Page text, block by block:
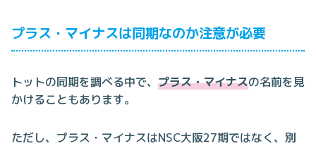
プラス・マイナスは同期なのか注意が必要
トットの同期を調べる中で、 プラス・マイナスの名前を見
かけることもあります。
ただし、プラス・マイナスはNSC大阪27期ではなく、別